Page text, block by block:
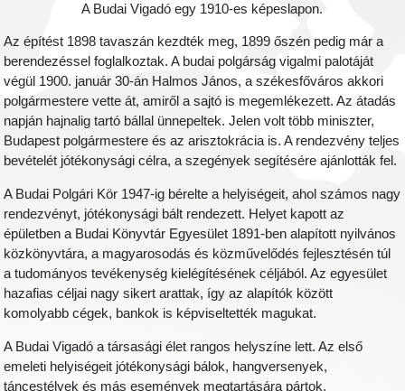
A Budai Vigadó egy 1910-es képeslapon.
Az építést 1898 tavaszán kezdték meg, 1899 őszén pedig már a
berendezéssel foglalkoztak. A budai polgárság vigalmi palotáját
végül 1900. január 30-án Halmos János, a székesfőváros akkori
polgármestere vette át, amiről a sajtó is megemlékezett. Az átadás
napján hajnalig tartó bállal ünnepeltek. Jelen volt több miniszter,
Budapest polgármestere és az arisztokrácia is. A rendezvény teljes
bevételét jótékonysági célra, a szegények segítésére ajánlották fel.
A Budai Polgári Kör 1947-ig bérelte a helyiségeit, ahol számos nagy
rendezvényt, jótékonysági bált rendezett. Helyet kapott az
épületben a Budai Könyvtár Egyesület 1891-ben alapított nyilvános
közkönyvtára, a magyarosodás és közművelődés fejlesztésén túl
a tudományos tevékenység kielégítésének céljából. Az egyesület
hazafias céljai nagy sikert arattak, így az alapítók között
komolyabb cégek, bankok is képviseltették magukat.
A Budai Vigadó a társasági élet rangos helyszíne lett. Az első
emeleti helyiségeit jótékonysági bálok, hangversenyek,
táncestélyek és más események megtartására pártok,